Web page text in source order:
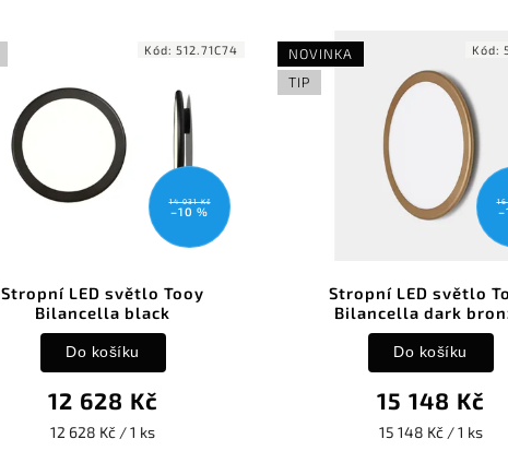
14 031 Kč
–10 %
Stropní LED světlo Tooy
Bilancella black
12 628 Kč
12 628 Kč / 1 ks
Do košíku
Kód: 512.71C74
NOVINKA
TIP
16
Stropní LED světlo
Bilancella dark
15 148 Kč
15 148 Kč / 1 ks
Do košíku
Kód: